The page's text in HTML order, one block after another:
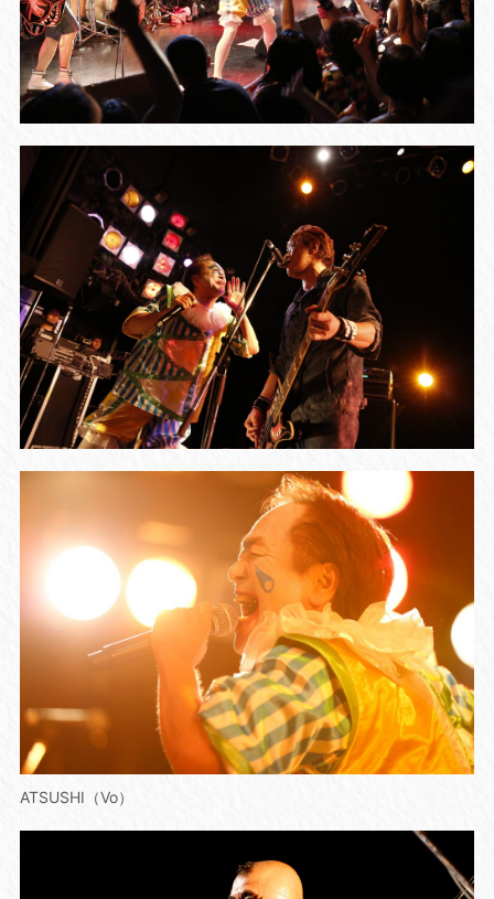
ATSUSHI（Vo）